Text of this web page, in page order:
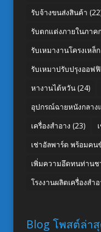
รับจ้างขนส่งสินค้า
รับตกแต่งภายในภาค
รับเหมางานโครงเหล็ก
รับเหมาปรับปรุงออฟ
หางานไต้หวัน(24)
อุปกรณ์ฉายหนังกลาง
เครื่องสำอาง (23)
เช่าอัลพาร์ด พร้อมคน
เพิ่มความอึดทนท่านช
โรงงานผลิตเครื่องสำอ
Blog โพสต์ล่า